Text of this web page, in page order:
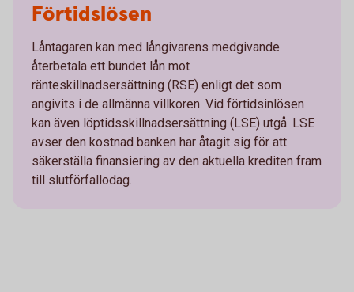
Förtidslösen
Låntagaren kan med långivarens medgivande
återbetala ett bundet lån mot
ränteskillnadsersättning (RSE) enligt det som
angivits i de allmänna villkoren. Vid förtidsinlösen
kan även löptidsskillnadsersättning (LSE) utgå. LSE
avser den kostnad banken har åtagit sig för att
säkerställa finansiering av den aktuella krediten fram
till slutförfallodag.